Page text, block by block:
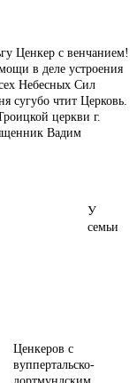
Ценкер с венчанием!
в деле устроения
Небесных Сил
сугубо чтит Церковь.
церкви г.
Вадим
У
семьи
Ценкеров с
вуппертальско-